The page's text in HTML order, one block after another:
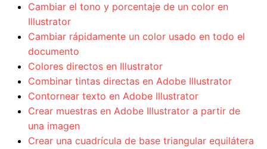
Cambiar el tono y porcentaje de un color en
Illustrator
Cambiar rápidamente un color usado en todo el
documento
Colores directos en Illustrator
Combinar tintas directas en Adobe Illustrator
Contornear texto en Adobe Illustrator
Crear muestras en Adobe Illustrator a partir de
una imagen
Crear una cuadrícula de base triangular equilátera